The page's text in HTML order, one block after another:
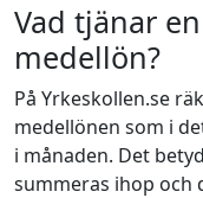
Vad tjänar
medellön?
På Yrkeskollen.se
medellönen som i
i månaden. Det
summeras ihop och